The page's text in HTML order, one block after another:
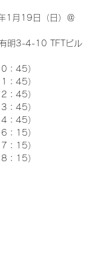
1月19日（日）＠
明3-4-10 TFTビル
：45）
：45）
：45）
：45）
：45）
：15）
：15）
：15）